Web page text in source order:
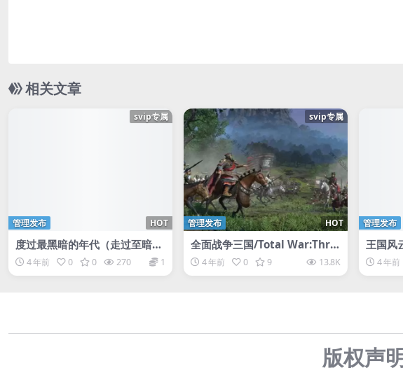
相关文章
svip专属
HOT
管理发布
度过最黑暗的年代（走过至暗时
刻）4 年前 0 0 270 1
svip专属
HOT
管理发布
全面战争三国/Total War:Thre
e Kingdoms/全战三国/-D加密
游戏
4 年前 0 9 13.8K
管理发布
王国风
der
军之
4 年前
版权声